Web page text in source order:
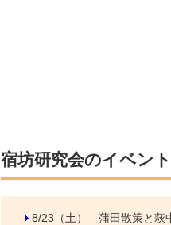
宿坊研究会のイベン
8/23（土） 蒲田散策と萩